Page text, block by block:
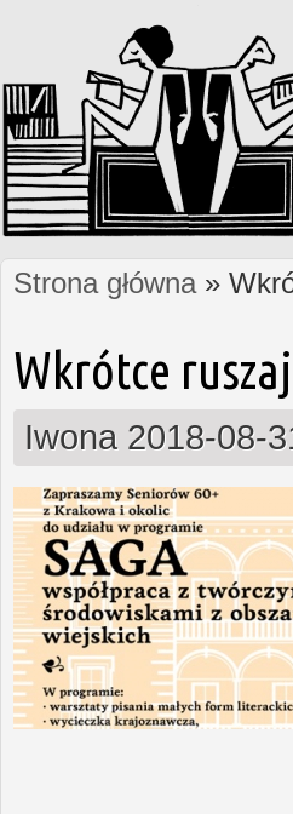
Jesteś tutaj
Strona główna»
Wkrótce
Iwona 2018-08-